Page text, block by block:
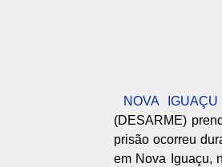
NOVA IGUAÇU
(DESARME)
prisão ocorreu
em Nova Iguaçu,